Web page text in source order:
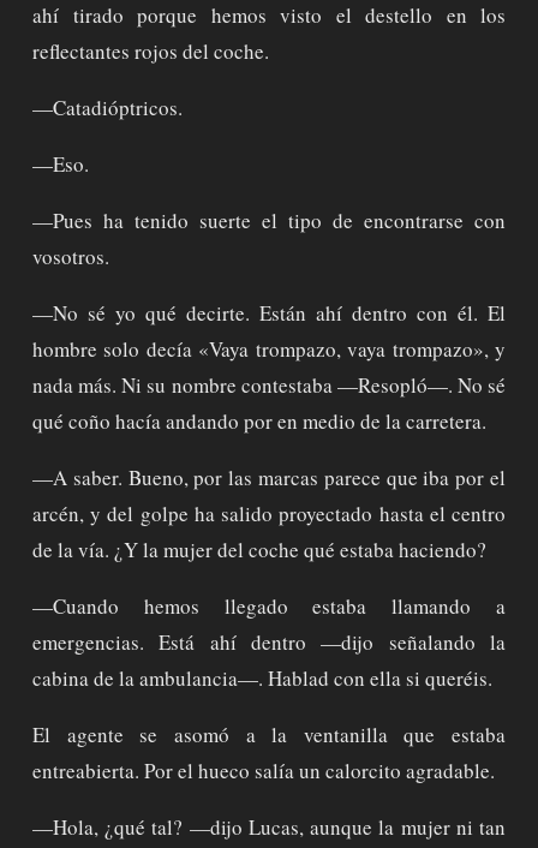
ahí tirado porque hemos visto el destello en los
reflectantes rojos del coche.
—Catadióptricos.
—Eso.
—Pues ha tenido suerte el tipo de encontrarse con
vosotros.
—No sé yo qué decirte. Están ahí dentro con él. El
hombre solo decía «Vaya trompazo, vaya trompazo», y
nada más. Ni su nombre contestaba —Resopló—. No sé
qué coño hacía andando por en medio de la carretera.
—A saber. Bueno, por las marcas parece que iba por el
arcén, y del golpe ha salido proyectado hasta el centro
de la vía. ¿Y la mujer del coche qué estaba haciendo?
—Cuando hemos llegado estaba llamando a
emergencias. Está ahí dentro —dijo señalando la
cabina de la ambulancia—. Hablad con ella si queréis.
El agente se asomó a la ventanilla que estaba
entreabierta. Por el hueco salía un calorcito agradable.
—Hola, ¿qué tal? —dijo Lucas, aunque la mujer ni tan